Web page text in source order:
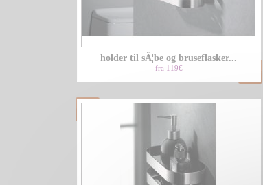
holder til sÃ¦be og bruseflasker...
fra 119€